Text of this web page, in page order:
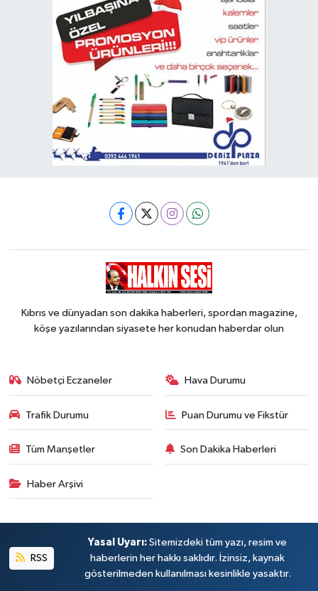
Kıbrıs ve dünyadan son dakika haberleri, spordan magazine,
köşe yazılarından siyasete her konudan haberdar olun
Nöbetçi Eczaneler Hava Durumu
Trafik Durumu Puan Durumu ve Fikstür
Tüm Manşetler Son Dakika Haberleri
Haber Arşivi
RSS
Yasal Uyarı: Sitemizdeki tüm yazı, resim ve
haberlerin her hakkı saklıdır. İzinsiz, kaynak
gösterilmeden kullanılması kesinlikle yasaktır.